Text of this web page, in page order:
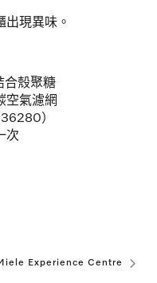
出現異味。
合殼聚糖
空氣濾網
）
次
Experience Centre